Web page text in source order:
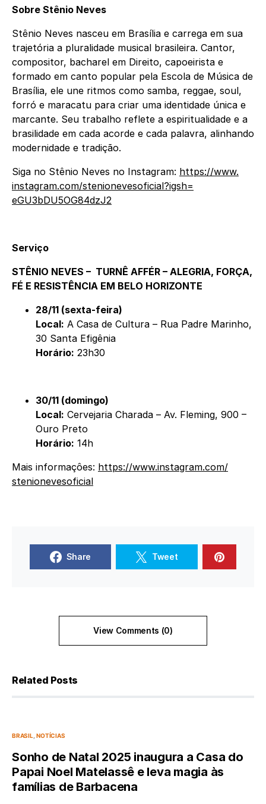
Sobre Stênio Neves
Stênio Neves nasceu em Brasília e carrega em sua
trajetória a pluralidade musical brasileira. Cantor,
compositor, bacharel em Direito, capoeirista e
formado em canto popular pela Escola de Música de
Brasília, ele une ritmos como samba, reggae, soul,
forró e maracatu para criar uma identidade única e
marcante. Seu trabalho reflete a espiritualidade e a
brasilidade em cada acorde e cada palavra, alinhando
modernidade e tradição.
Siga no Stênio Neves no Instagram: https://www.
instagram.com/stenionevesoficial?igsh=
eGU3bDU5OG84dzJ2
Serviço
STÊNIO NEVES – TURNÊ AFFÉR – ALEGRIA, FORÇA,
FÉ E RESISTÊNCIA EM BELO HORIZONTE
28/11 (sexta-feira)
Local: A Casa de Cultura – Rua Padre Marinho,
30 Santa Efigênia
Horário: 23h30
30/11 (domingo)
Local: Cervejaria Charada – Av. Fleming, 900 –
Ouro Preto
Horário: 14h
Mais informaçôes: https://www.instagram.com/
stenionevesoficial
Share Tweet
View Comments (0)
Related Posts
BRASIL NOTÍCIAS
Sonho de Natal 2025 inaugura a Casa do
Papai Noel Matelassê e leva magia às
famílias de Barbacena